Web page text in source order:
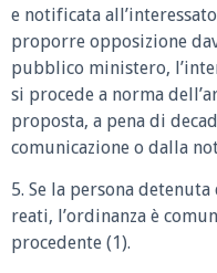
e notificata
proporre opposizione
pubblico ministero,
si procede a norma
proposta, a pena di
comunicazione o dalla
5. Se la persona
reati, l’ordinanza è
procedente (1).